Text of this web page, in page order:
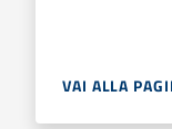
VAI ALLA